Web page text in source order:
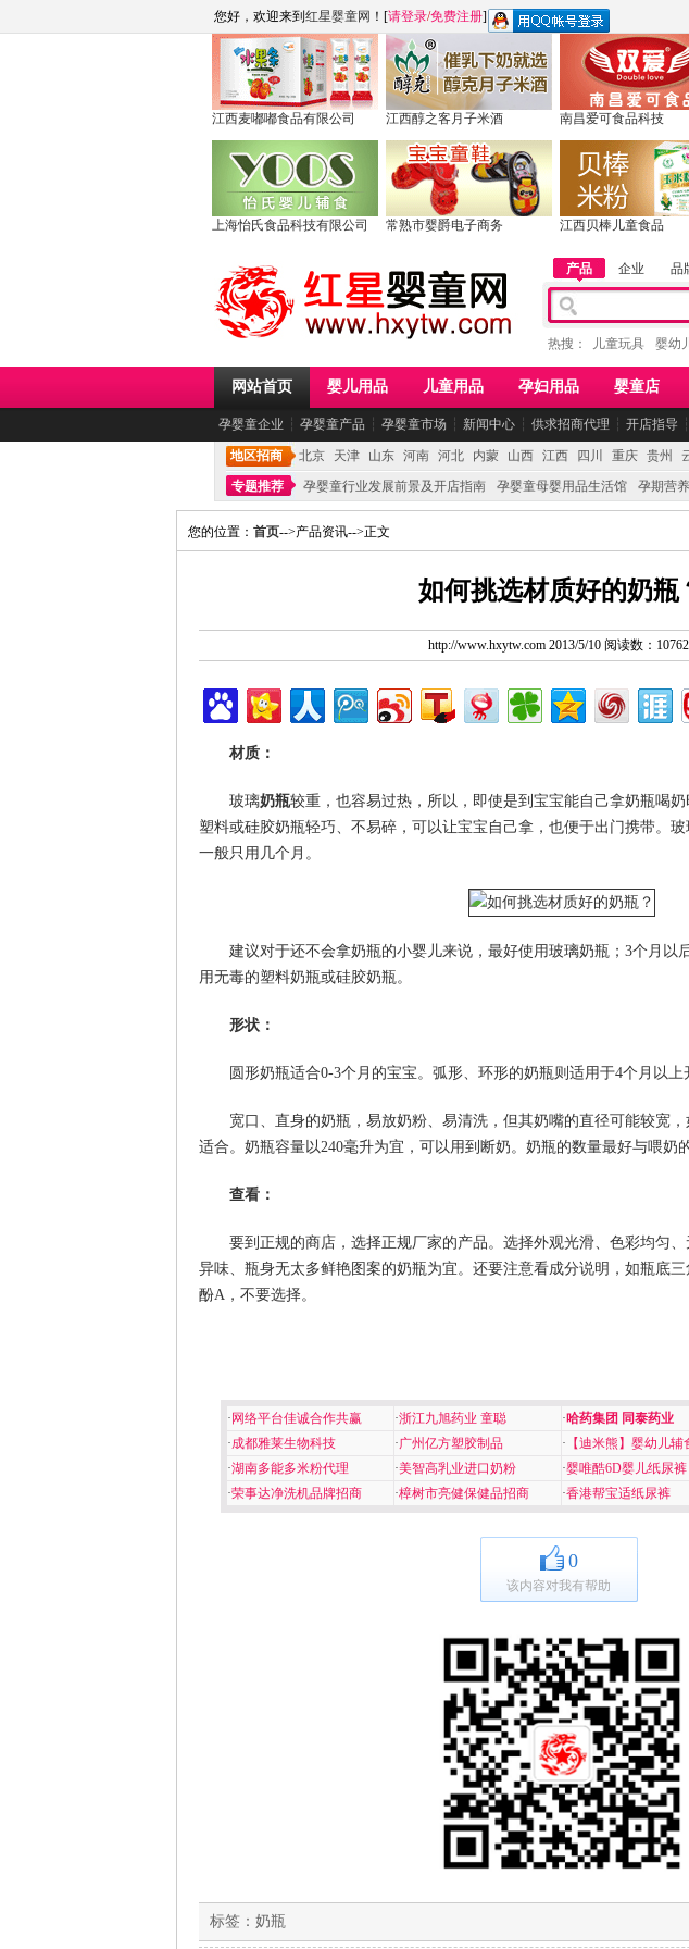
您好，欢迎来到 红星婴童网 ！[请登录/免费注册]
江西麦嘟嘟食品有限公司 江西醇之客月子米酒 南昌爱可食品科技
上海怡氏食品科技有限公司 常熟市婴爵电子商务 江西贝棒儿童食品
产品 企业 品
热搜： 儿童玩具 婴幼
网站首页 婴儿用品 儿童用品 孕妇用品 婴童店
孕婴童企业 ┆ 孕婴童产品 ┆ 孕婴童市场 ┆ 新闻中心 ┆ 供求招商代理 ┆ 开店指导 ┆
地区招商 北京 天津 山东 河南 河北 内蒙 山西 江西 四川 重庆 贵州
专题推荐
孕婴童行业发展前景及开店指南 孕婴童母婴用品生活馆 孕期营
您的位置： 首页-->产品资讯-->正文
如何挑选材质好的奶瓶
http://www.hxytw.com 2013/5/10 阅读数：
材质：
玻璃奶瓶较重，也容易过热，所以，即使是到宝宝能自己拿奶瓶喝奶
塑料或硅胶奶瓶轻巧、不易碎，可以让宝宝自己拿，也便于出门携带。
一般只用几个月。
建议对于还不会拿奶瓶的小婴儿来说，最好使用玻璃奶瓶；3个月以
用无毒的塑料奶瓶或硅胶奶瓶。
形状：
圆形奶瓶适合0-3个月的宝宝。弧形、环形的奶瓶则适用于4个月以上
宽口、直身的奶瓶，易放奶粉、易清洗，但其奶嘴的直径可能较宽
适合。奶瓶容量以240毫升为宜，可以用到断奶。奶瓶的数量最好与喂奶
查看：
要到正规的商店，选择正规厂家的产品。选择外观光滑、色彩均匀
异味、瓶身无太多鲜艳图案的奶瓶为宜。还要注意看成分说明，如瓶底三
酚A，不要选择。
· 网络平台佳诚合作共赢 ·浙江九旭药业 童聪 ·哈药集团 同泰药业
·成都雅莱生物科技 ·广州亿方塑胶制品 · 【迪米熊】婴幼儿辅
·湖南多能多米粉代理 ·美智高乳业进口奶粉 ·婴唯酷6D婴儿纸尿裤
·荣事达净洗机品牌招商 ·樟树市亮健保健品招商 ·香港帮宝适纸尿裤
0
该内容对我有帮助
标签： 奶瓶